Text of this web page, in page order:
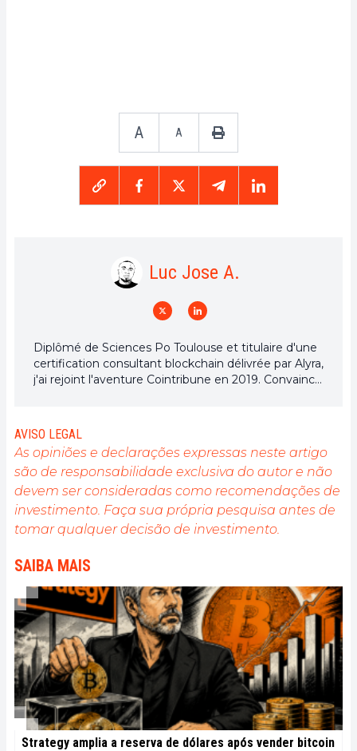
A A
Luc Jose A.
Diplômé de Sciences Po Toulouse et titulaire d'une
certification consultant blockchain délivrée par Alyra,
j'ai rejoint l'aventure Cointribune en 2019. Convaincu
l'engagement de sensibiliser et d'informer le grand
public sur cet écosystème en constante évolution.
Mon objectif est de permettre à chacun de mieux
comprendre la blockchain et de saisir les
opportunités qu'elle offre. Je m'efforce chaque jour
de fournir une analyse objective de l'actualité, de
décrypter les tendances du marché, de relayer les
dernières innovations technologiques et de mettre
sociétaux de cette révolution en marche.
AVISO LEGAL
As opiniões e declarações expressas neste artigo
são de responsabilidade exclusiva do autor e não
devem ser consideradas como recomendações de
investimento. Faça sua própria pesquisa antes de
tomar qualquer decisão de investimento.
SAIBA MAIS
Strategy amplia a reserva de dólares após vender bitcoin